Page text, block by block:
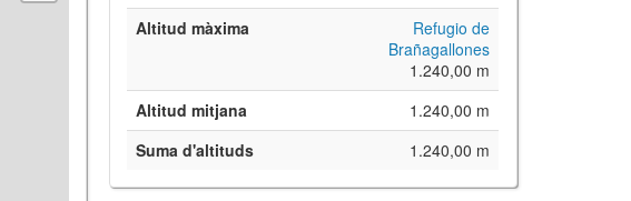
Altitud màxima
Refugio de
Brañagallones
1.240,00 m
Altitud mitjana
1.240,00 m
Suma d'altituds
1.240,00 m